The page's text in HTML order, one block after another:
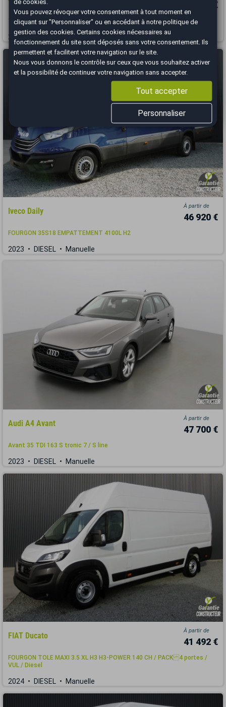
25 740 €
1.0 Turbo T3 120 ch BVM6 / Limited
2022 ESSENCE Manuelle
Iveco Daily
À partir de
46 920 €
FOURGON 35S18 EMPATTEMENT 4100L H2
2023 DIESEL Manuelle
Audi A4 Avant
À partir de
47 700 €
Avant 35 TDI 163 S tronic 7 / S line
2023 DIESEL Manuelle
FIAT Ducato
À partir de
41 492 €
FOURGON TOLE MAXI 3.5 XL H3 H3-POWER 140 CH / PACK 4 portes /
VUL / Diesel
2024 DIESEL Manuelle
Vous pouvez révoquer votre consentement à tout moment en
cliquant sur "Personnaliser" ou en accédant à notrepolitique de
gestion des cookies . Certains cookies nécessaires au
fonctionnement du site sont déposés sans votre consentement. Ils
permettent et facilitent votre navigation sur le site.
Nous vous donnons le contrôle sur ceux que vous souhaitez activer
et la possibilité de continuer votre navigation sans accepter.
Tout accepter
Personnaliser